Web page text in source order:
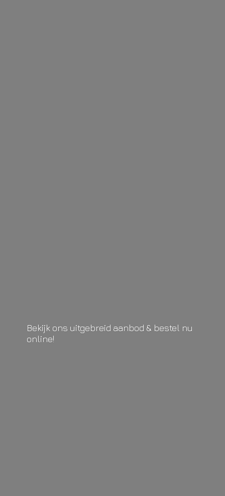
Bekijk ons uitgebreid aanbod & bestel nu
online!